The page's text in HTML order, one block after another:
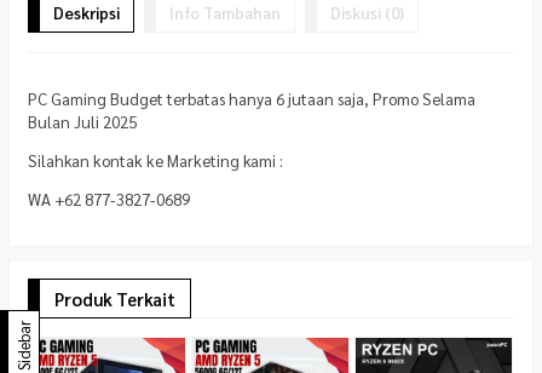
Deskripsi Info Tambahan Diskusi (0)
PC Gaming Budget terbatas hanya 6 jutaan saja, Promo Selama
Bulan Juli 2025
Silahkan kontak ke Marketing kami :
WA +62 877-3827-0689
Produk Terkait
Sidebar